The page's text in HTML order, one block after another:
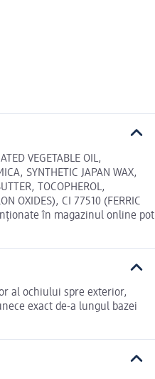
VEGETABLE OIL,
SYNTHETIC JAPAN WAX,
TOCOPHEROL,
OXIDES), CI 77510 (FERRIC
în magazinul online pot
al ochiului spre exterior,
exact de-a lungul bazei